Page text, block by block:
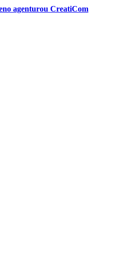
agenturou CreatiCom